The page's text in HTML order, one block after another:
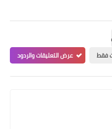
فقط
عرض التعليقات والردود